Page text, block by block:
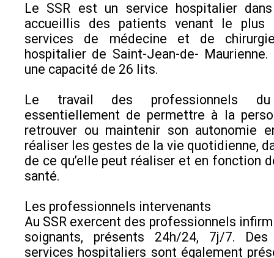
Le SSR est un service hospitalier
accueillis des patients venant le plus
services de médecine et de
hospitalier de Saint-Jean-de-
une capacité de 26 lits.
Le travail des professionnels
essentiellement de permettre à la
retrouver ou maintenir son autonomie
réaliser les gestes de la vie quotidienne,
de ce qu’elle peut réaliser et en fonction
santé.
Les professionnels intervenants
Au SSR exercent des professionnels
soignants, présents 24h/24, 7j/7.
services hospitaliers sont également